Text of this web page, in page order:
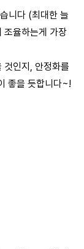
니다 (최대한 늘
조율하는게 가장
것인지, 안정화를
좋을 듯합니다~!